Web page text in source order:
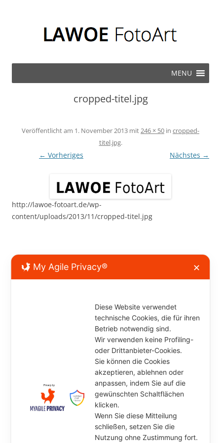
Zum Inhalt springen
MENU
cropped-titel.jpg
Veröffentlicht am 1. November 2013 mit246 × 50 in cropped-
titel.jpg.
← Vorheriges Nächstes →
http://lawoe-fotoart.de/wp-
content/uploads/2013/11/cropped-titel.jpg
Kommentar verfassen
My Agile Privacy® ✕
Diese Website verwendet
technische Cookies, die für ihren
Betrieb notwendig sind.
Wir verwenden keine Profiling-
oder Drittanbieter-Cookies.
Sie können die Cookies
akzeptieren, ablehnen oder
anpassen, indem Sie auf die
gewünschten Schaltflächen
klicken.
Wenn Sie diese Mitteilung
schließen, setzen Sie die
Nutzung ohne Zustimmung fort.